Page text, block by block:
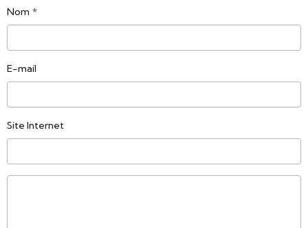
Nom
E-mail
Site Internet